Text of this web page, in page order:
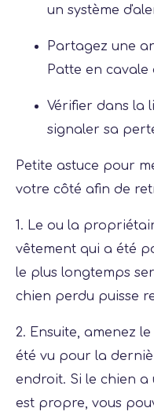
un système
Partagez une
Patte en
Vérifier dans la
signaler sa
Petite astuce pour
votre côté afin de
1. Le ou la
vêtement qui a été
le plus longtemps
chien perdu puisse
2. Ensuite, amenez
été vu pour la
endroit. Si le chien a
est propre, vous